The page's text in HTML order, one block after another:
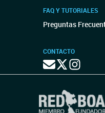
FAQ Y TUTORIALES
Preguntas
CONTACTO